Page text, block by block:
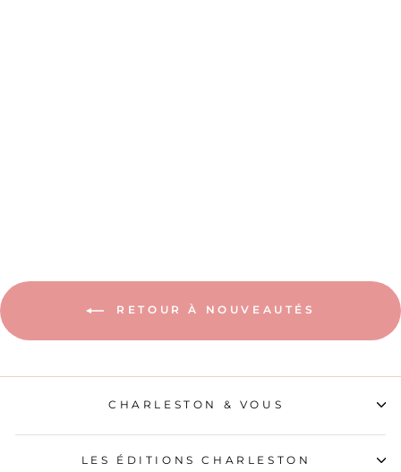
RETOUR À NOUVEAUTÉS
CHARLESTON & VOUS
LES ÉDITIONS CHARLESTON